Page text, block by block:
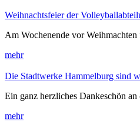
Weihnachtsfeier der
Am Wochenende vor Weihmachten
mehr
Die Stadtwerke Hammelburg sind
Ein ganz herzliches Dankeschön
mehr